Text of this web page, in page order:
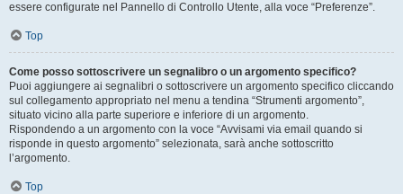
essere configurate nel Pannello di Controllo Utente, alla voce “Preferenze”.
Top
Come posso sottoscrivere un segnalibro o un argomento specifico?
Puoi aggiungere ai segnalibri o sottoscrivere un argomento specifico cliccando
sul collegamento appropriato nel menu a tendina “Strumenti argomento”,
situato vicino alla parte superiore e inferiore di un argomento.
Rispondendo a un argomento con la voce “Avvisami via email quando si
risponde in questo argomento” selezionata, sarà anche sottoscritto
l’argomento.
Top